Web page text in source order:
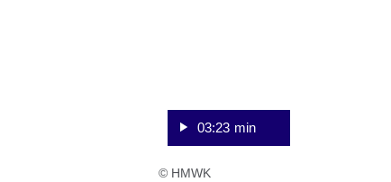
03:23 min
© HMWK